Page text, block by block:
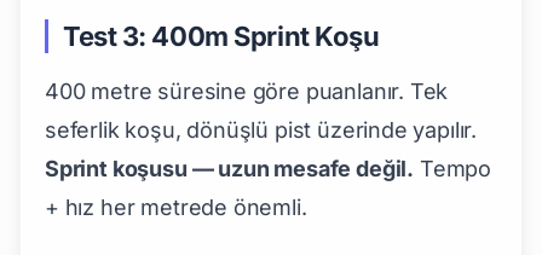
Test 3: 400m Sprint Koşu
400 metre süresine göre puanlanır. Tek
seferlik koşu, dönüşlü pist üzerinde yapılır.
Sprint koşusu — uzun mesafe değil. Tempo
+ hız her metrede önemli.